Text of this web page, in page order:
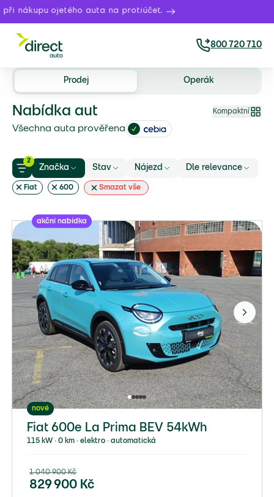
ojetého auta na protiúčet.
800 720 710
Prodej Operák
Nabídka aut Kompaktní
Všechna auta prověřena
2
Značka Stav Nájezd Dle relevance
Fiat 600 Smazat vše
akční nabídka
nové
Fiat 600e La Prima BEV 54kWh
115 kW ∙ 0 km ∙ elektro ∙ automatická
1 040 900Kč
829 900 Kč